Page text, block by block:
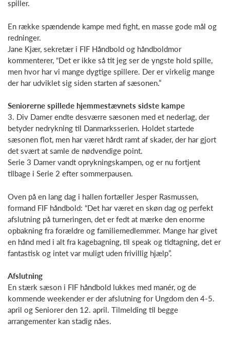
spiller.
En række spændende kampe med fight, en masse gode mål og
redninger.
Jane Kjær, sekretær i FIF Håndbold og håndboldmor
kommenterer, “Det er ikke så tit jeg ser de yngste hold spille,
men hvor har vi mange dygtige spillere. Der er virkelig mange
der har udviklet sig siden starten af sæsonen.”
Seniorerne spillede hjemmestævnets sidste kampe
3. Div Damer endte desværre sæsonen med et nederlag, der
betyder nedrykning til Danmarksserien. Holdet startede
sæsonen flot, men har været hårdt ramt af skader, der har gjort
det svært at samle de nødvendige point.
Serie 3 Damer vandt oprykningskampen, og er nu fortjent
tilbage i Serie 2 efter sommerpausen.
Oven på en lang dag i hallen fortæller Jesper Rasmussen,
formand FIF håndbold: “Det har været en skøn dag og perfekt
afslutning på turneringen, det er fedt at mærke den enorme
opbakning fra forældre og familiemedlemmer. Mange har givet
en hånd med i alt fra kagebagning, til speak og tidtagning, det er
fantastisk og intet var muligt uden frivillig hjælp”.
Afslutning
En stærk sæson i FIF håndbold lukkes med manér, og de
kommende weekender er der afslutning for Ungdom den 4-5.
april og Seniorer den 12. april. Tilmelding til begge
arrangementer kan stadig nåes.